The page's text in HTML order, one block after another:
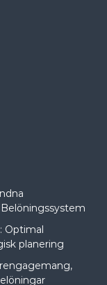
Optimal
planering